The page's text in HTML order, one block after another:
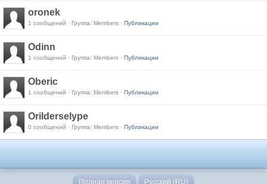
oronek
1 сообщений · Группа: Members · Публикации
Odinn
1 сообщений · Группа: Members · Публикации
Oberic
1 сообщений · Группа: Members · Публикации
Orilderselype
0 сообщений · Группа: Members · Публикации
Полная версия Русский (RU)